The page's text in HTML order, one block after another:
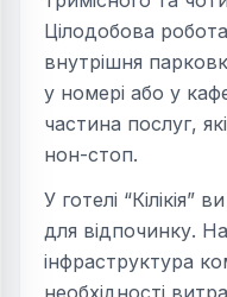
Цілодобова
внутрішня
у номері або у
частина послуг,
нон-стоп.
У готелі “Кілікія”
для відпочинку.
інфраструктура